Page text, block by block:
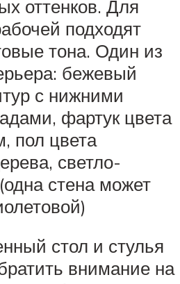
оттенков. Для
подходят
тона. Один из
бежевый
с нижними
фартук цвета
пол цвета
светло-
стена может
стол и стулья
внимание на